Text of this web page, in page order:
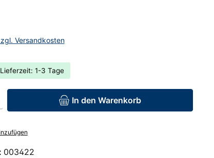
Versandkosten
1-3 Tage
den gewünschten Wert ein oder benutze die Schaltflächen
In den Warenkorb
003422